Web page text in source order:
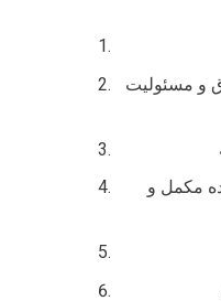
و مسئولیت
مکمل و